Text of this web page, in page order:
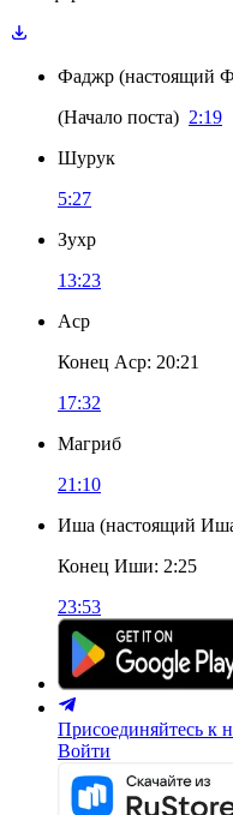
Фаджр (настоящий
(Начало поста) 2:19
Шурук
5:27
Зухр
13:23
Аср
Конец Аср: 20:21
17:32
Магриб
21:10
Иша (настоящий
Конец Иши: 2:25
23:53
Присоединяйтесь к
Войти